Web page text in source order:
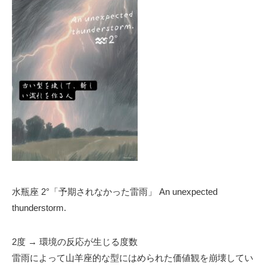
水瓶座 2°「予期されなかった雷雨」 An unexpected
thunderstorm.
2度 → 環境の反応が生じる度数
雷雨によって山羊座的な型にはめられた価値観を崩壊してい